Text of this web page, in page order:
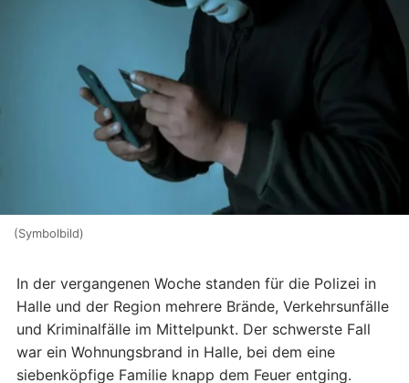
(Symbolbild)
In der vergangenen Woche standen für die Polizei in
Halle und der Region mehrere Brände, Verkehrsunfälle
und Kriminalfälle im Mittelpunkt. Der schwerste Fall
war ein Wohnungsbrand in Halle, bei dem eine
siebenköpfige Familie knapp dem Feuer entging.